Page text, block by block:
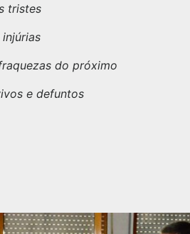
tristes
do próximo
e defuntos